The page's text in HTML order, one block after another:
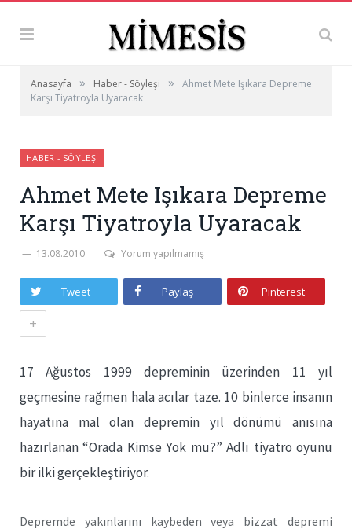
Anasayfa » Haber - Söyleşi »
Ahmet Mete Işıkara Depreme
Karşı Tiyatroyla Uyaracak
HABER - SÖYLEŞI
Ahmet Mete Işıkara Depreme
Karşı Tiyatroyla Uyaracak
13.08.2010 Yorum yapılmamış
Tweet Paylaş Pinterest
+
17 Ağustos 1999 depreminin üzerinden 11 yıl
geçmesine rağmen hala acılar taze. 10 binlerce insanın
hayatına mal olan depremin yıl dönümü anısına
hazırlanan “Orada Kimse Yok mu?” Adlı tiyatro oyunu
bir ilki gerçekleştiriyor.
Depremde yakınlarını kaybeden veya bizzat depremi